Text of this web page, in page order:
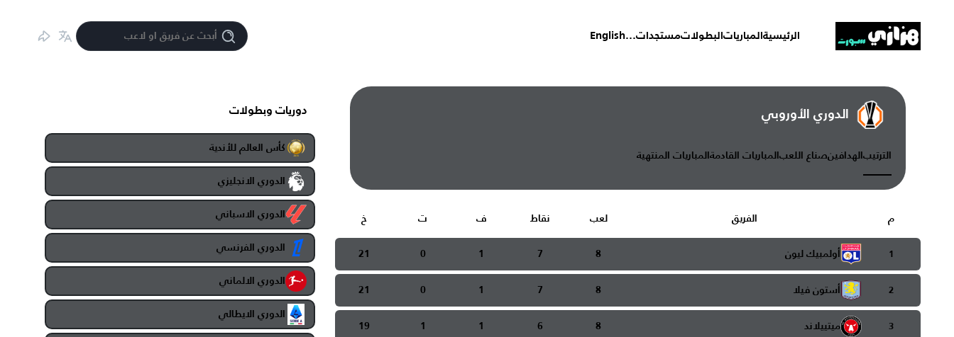
الرئيسيةالمبارياتالبطولاتمستجدات...
English
الدوري الأوروبي
الترتيب الهدافينصناع اللعب المباريات القادمة المباريات المنتهية
م الفريق لعب نقاط ف ت خ
1 أولمبيك ليون 8
7
1
0
21
2 أستون فيلا 8
7
1
0
21
3 ميتييلاند 8
6
1
1
19
دوريات وبطولات
كأس العالم للأندية
الدوري الانجليزي
الدوري الاسباني
الدوري الفرنسي
الدوري الالماني
الدوري الايطالي